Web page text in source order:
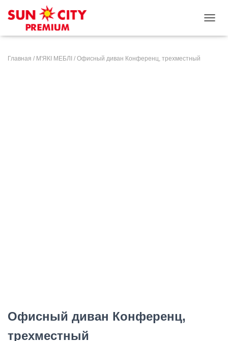
Главная / М'ЯКІ МЕБЛІ / Офисный диван Конференц, трехместный
Офисный диван Конференц,
трехместный